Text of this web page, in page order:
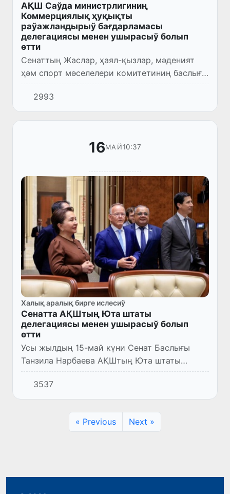
АҚШ Саўда министрлигиниң
Коммерциялық ҳуқықты
раўажландырыў бағдарламасы
делегациясы менен ушырасыў болып
өтти
Сенаттың Жаслар, ҳаял-қызлар, мәденият
ҳәм спорт мәселелери комитетиниң баслығы
Орзигул Козихонова АҚШ Саўда
министрлигиниң Коммерциялық ҳуқықты
раўажландырыў бағдарламасы (CLDP) д...
2993
16МАЙ10:37
Халық аралық бирге ислесиў
Сенатта АҚШтың Юта штаты
делегациясы менен ушырасыў болып
өтти
Усы жылдың 15-май күни Сенат Баслығы
Танзила Нарбаева АҚШтың Юта штаты
Сенатының Баслығы Стюарт Адамс
басшылығындағы делегация менен
ушырасты.
3537
« Previous Next »